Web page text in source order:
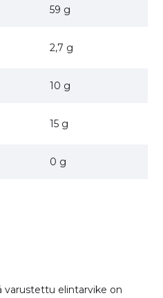
59 g
2,7 g
10 g
15 g
0 g
varustettu elintarvike on